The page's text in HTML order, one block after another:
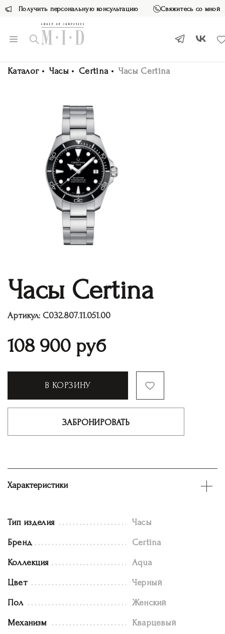
Получить персональную консультацию Свяжитесь со мной
Каталог Часы Certina Часы Certina
Часы Certina
Артикул: C032.807.11.051.00
108 900 руб
В КОРЗИНУ
ЗАБРОНИРОВАТЬ
Характеристики
Тип изделия Часы
Бренд Certina
Коллекция Aqua
Цвет Черный
Пол Женский
Механизм Кварцевый